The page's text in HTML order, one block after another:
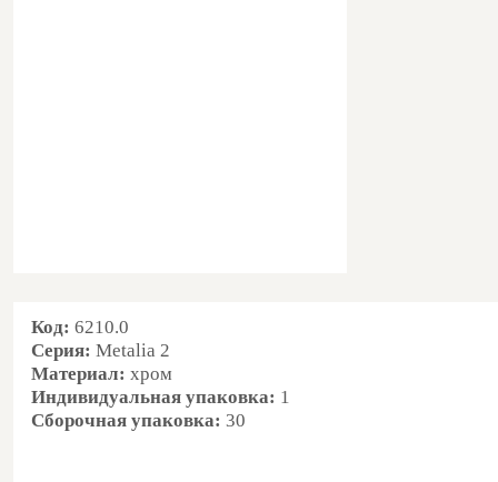
Код: 6210.0
Серия: Metalia 2
Материал: хром
Индивидуальная упаковка: 1
Сборочная упаковка: 30